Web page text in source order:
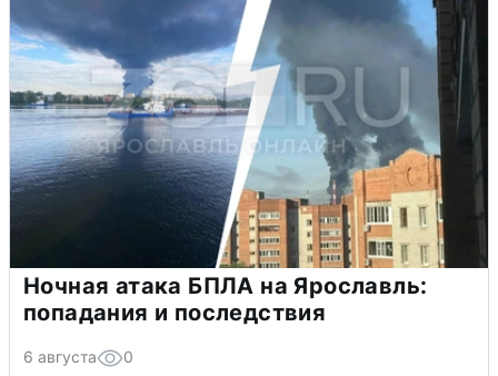
Ночная атака БПЛА на Ярославль:
попадания и последствия
6 августа 0